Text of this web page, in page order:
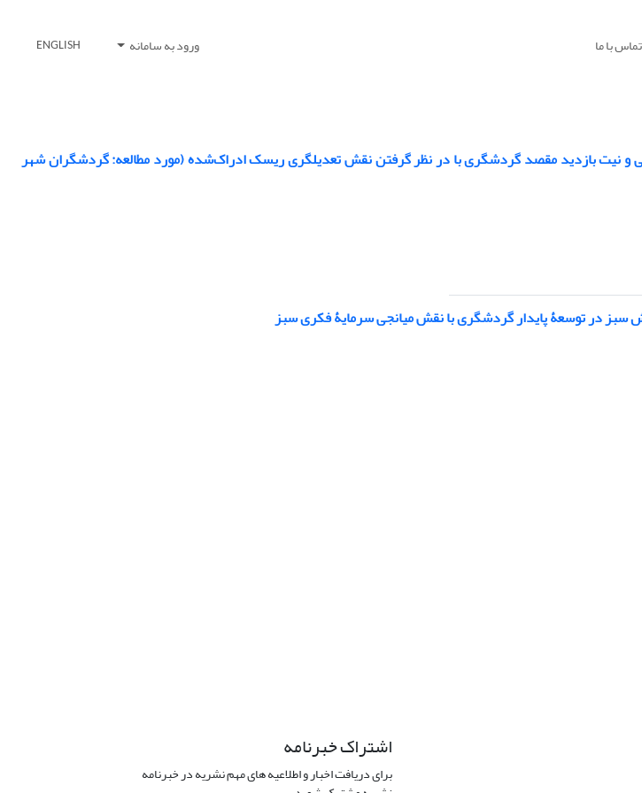
تماس با ما ورود به سامانه ENGLISH
نیت بازدید مقصد گردشگری با در نظر گرفتن نقش تعدیلگری ریسک ادراک‌شده (مورد مطالعه: گردشگران شهر
در توسعۀ پایدار گردشگری با نقش میانجی سرمایۀ فکری سبز
اشتراک خبرنامه
برای دریافت اخبار و اطلاعیه های مهم نشریه در خبرنامه